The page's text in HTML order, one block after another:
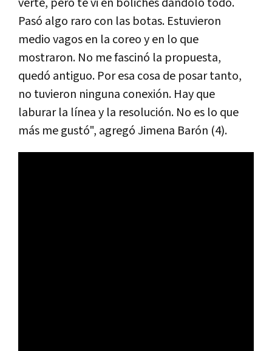
Pasó algo raro con las botas. Estuvieron
medio vagos en la coreo y en lo que
mostraron. No me fascinó la propuesta,
quedó antiguo. Por esa cosa de posar tanto,
no tuvieron ninguna conexión. Hay que
laburar la línea y la resolución. No es lo que
más me gustó", agregó Jimena Barón (4).